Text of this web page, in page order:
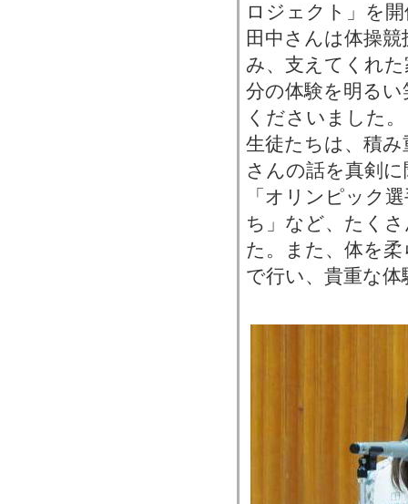
ロジェクト」を
田中さんは体操
み、支えてくれ
分の体験を明る
くださいました。
生徒たちは、積
さんの話を真剣
「オリンピック
ち」など、たく
た。また、体を
で行い、貴重な